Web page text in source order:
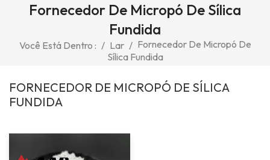
Fornecedor De Micropó De Sílica
Fundida
Você Está Dentro : / Lar / Fornecedor De Micropó De
Sílica Fundida
FORNECEDOR DE MICROPÓ DE SÍLICA
FUNDIDA